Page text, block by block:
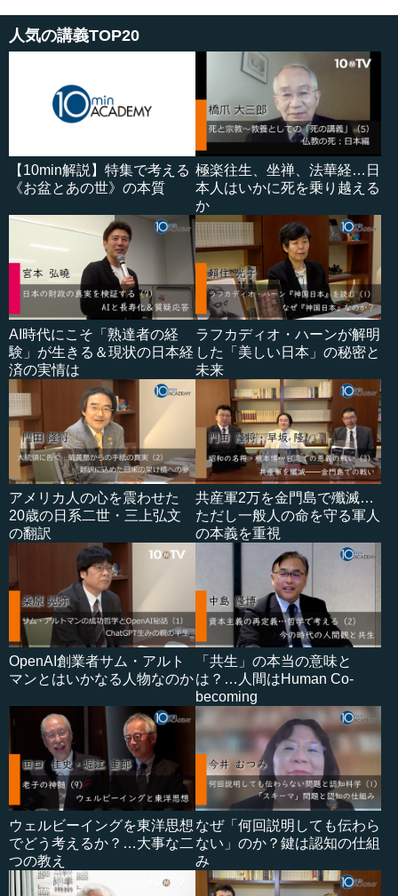
人気の講義TOP20
【10min解説】特集で考える
《お盆とあの世》の本質
極楽往生、坐禅、法華経…日
本人はいかに死を乗り越える
か
AI時代にこそ「熟達者の経
験」が生きる＆現状の日本経
済の実情は
ラフカディオ・ハーンが解明
した「美しい日本」の秘密と
未来
アメリカ人の心を震わせた
20歳の日系二世・三上弘文
の翻訳
共産軍2万を金門島で殲滅…
ただし一般人の命を守る軍人
の本義を重視
OpenAI創業者サム・アルト
マンとはいかなる人物なのか
「共生」の本当の意味と
は？…人間はHuman Co-
becoming
ウェルビーイングを東洋思想
でどう考えるか？…大事な二
つの教え
なぜ「何回説明しても伝わら
ない」のか？鍵は認知の仕組
み